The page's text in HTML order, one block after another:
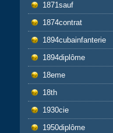
1871sauf
1874contrat
1894cubainfanterie
1894diplôme
18eme
18th
1930cie
1950diplôme